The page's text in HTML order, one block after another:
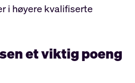
i høyere kvalifiserte
et viktig poeng